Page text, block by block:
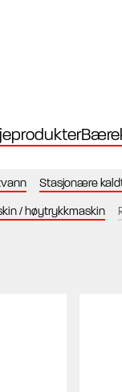
Stasjonære
/ høytrykkmaskin